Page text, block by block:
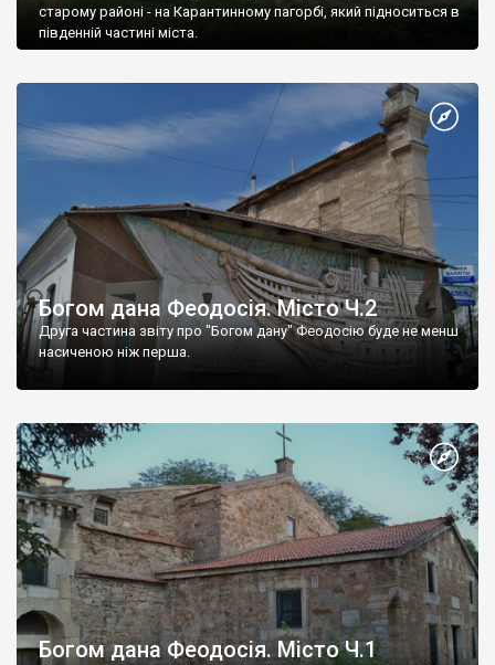
старому районі - на Карантинному пагорбі, який підноситься в
південній частині міста.
Богом дана Феодосія. Місто Ч.2
Друга частина звіту про "Богом дану" Феодосію буде не менш
насиченою ніж перша.
Богом дана Феодосія. Місто Ч.1